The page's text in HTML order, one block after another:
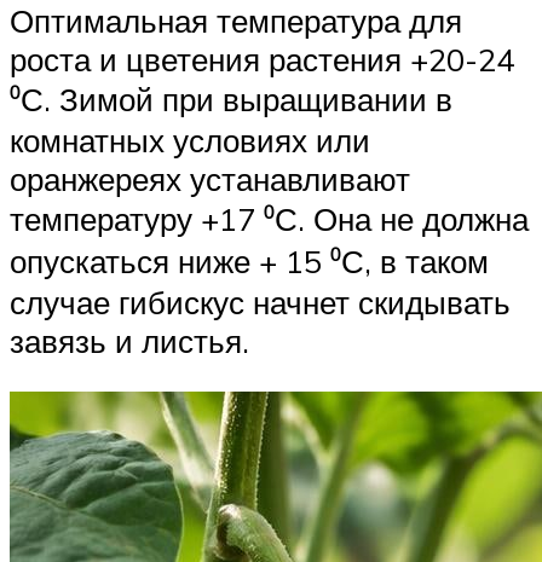
Оптимальная температура для
роста и цветения растения +20-24
⁰С. Зимой при выращивании в
комнатных условиях или
оранжереях устанавливают
температуру +17 ⁰С. Она не должна
опускаться ниже + 15 ⁰С, в таком
случае гибискус начнет скидывать
завязь и листья.